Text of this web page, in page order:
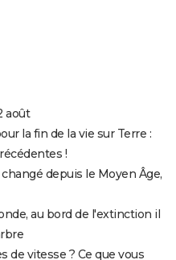
août
la fin de la vie sur Terre :
!
depuis le Moyen Âge,
au bord de l'extinction il
de vitesse ? Ce que vous